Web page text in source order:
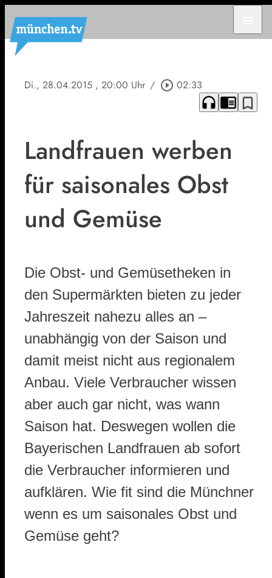
Di., 28.04.2015 , 20:00 Uhr / play_circle_outline 02:33
headphones chrome_reader_mode bookmark_border
Landfrauen werben
für saisonales Obst
und Gemüse
Die Obst- und Gemüsetheken in
den Supermärkten bieten zu jeder
Jahreszeit nahezu alles an –
unabhängig von der Saison und
damit meist nicht aus regionalem
Anbau. Viele Verbraucher wissen
aber auch gar nicht, was wann
Saison hat. Deswegen wollen die
Bayerischen Landfrauen ab sofort
die Verbraucher informieren und
aufklären. Wie fit sind die Münchner
wenn es um saisonales Obst und
Gemüse geht?